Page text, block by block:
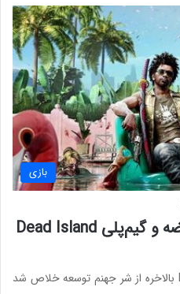
بازی
گیمزکام ۲۰۲۲: از تاریخ عرضه و گیم‌پلی Dead Island
پس از سال‌ها انتظار، Dead Island 2 بالاخره از شر جهنم توسعه خلاص شد